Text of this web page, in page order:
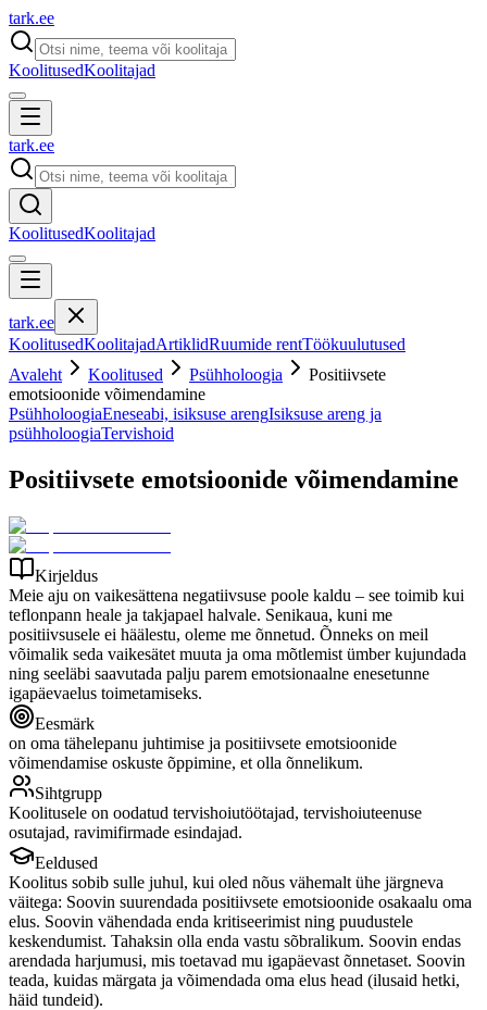
tark.ee
KoolitusedKoolitajad
tark.ee
KoolitusedKoolitajad
tark.ee
KoolitusedKoolitajadArtiklidRuumide rentTöökuulutused
Avaleht
Koolitused Psühholoogia
Positiivsete
emotsioonide võimendamine
PsühholoogiaEneseabi, isiksuse arengIsiksuse areng ja
psühholoogiaTervishoid
Positiivsete emotsioonide võimendamine
Kirjeldus
Meie aju on vaikesättena negatiivsuse poole kaldu – see toimib kui
teflonpann heale ja takjapael halvale. Senikaua, kuni me
positiivsusele ei häälestu, oleme me õnnetud. Õnneks on meil
võimalik seda vaikesätet muuta ja oma mõtlemist ümber kujundada
ning seeläbi saavutada palju parem emotsionaalne enesetunne
igapäevaelus toimetamiseks.
Eesmärk
on oma tähelepanu juhtimise ja positiivsete emotsioonide
võimendamise oskuste õppimine, et olla õnnelikum.
Sihtgrupp
Koolitusele on oodatud tervishoiutöötajad, tervishoiuteenuse
osutajad, ravimifirmade esindajad.
Eeldused
Koolitus sobib sulle juhul, kui oled nõus vähemalt ühe järgneva
väitega: Soovin suurendada positiivsete emotsioonide osakaalu oma
elus. Soovin vähendada enda kritiseerimist ning puudustele
keskendumist. Tahaksin olla enda vastu sõbralikum. Soovin endas
arendada harjumusi, mis toetavad mu igapäevast õnnetaset. Soovin
teada, kuidas märgata ja võimendada oma elus head (ilusaid hetki,
häid tundeid).